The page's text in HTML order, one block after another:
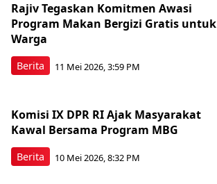
Berita
Rajiv Tegaskan Komitmen Awasi
Program Makan Bergizi Gratis untuk
Warga
11 Mei 2026, 3:59 PM
Berita
Komisi IX DPR RI Ajak Masyarakat
Kawal Bersama Program MBG
10 Mei 2026, 8:32 PM